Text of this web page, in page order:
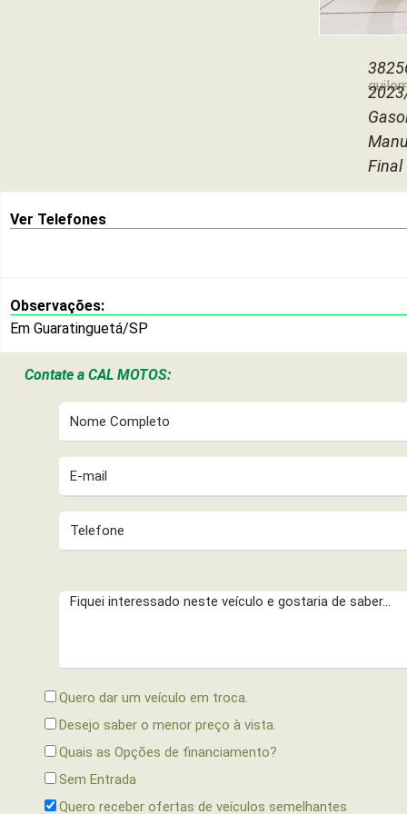
Final
Ver Telefones
Observações:
Em Guaratinguetá/SP
Contate a CAL MOTOS:
Quero dar um veículo em troca.
Desejo saber o menor preço à vista.
Quais as Opções de financiamento?
Sem Entrada
Quero receber ofertas de veículos semelhantes